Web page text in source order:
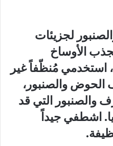
لجزيئات
الأوساخ
استخدمي مُنظّفاً غير
والصنبور،
والصنبور التي قد
اشطفي جيداً